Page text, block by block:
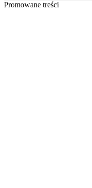
Promowane treści